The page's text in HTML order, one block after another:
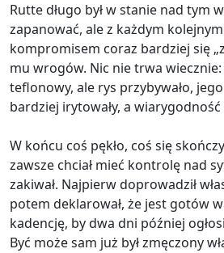
Rutte długo był w stanie nad tym
zapanować, ale z każdym
kompromisem coraz bardziej się
mu wrogów. Nic nie trwa wiecznie:
teflonowy, ale rys przybywało,
bardziej irytowały, a wiarygodność
W końcu coś pękło, coś się
zawsze chciał mieć kontrolę nad
zakiwał. Najpierw doprowadził
potem deklarował, że jest gotów
kadencję, by dwa dni później
Być może sam już był zmęczony